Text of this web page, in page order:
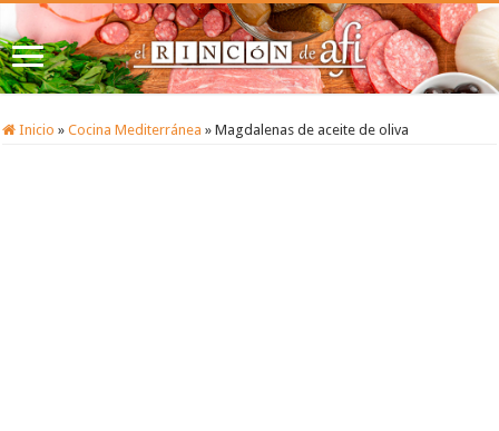
Inicio » Cocina Mediterránea » Magdalenas de aceite de oliva